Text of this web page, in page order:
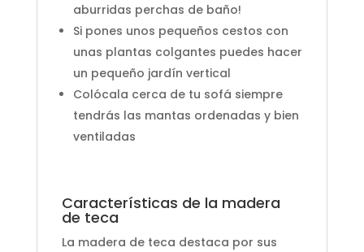
aburridas perchas de baño!
Si pones unos pequeños cestos con
unas plantas colgantes puedes hacer
un pequeño jardín vertical
Colócala cerca de tu sofá siempre
tendrás las mantas ordenadas y bien
ventiladas
Características de la madera
de teca
La madera de teca destaca por sus